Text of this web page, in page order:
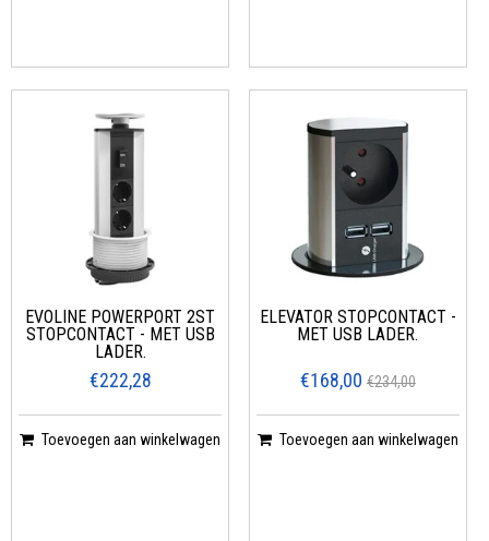
EVOLINE POWERPORT 2ST
STOPCONTACT - MET USB
LADER.
€222,28
Toevoegen aan winkelwagen
ELEVATOR STOPCONTACT -
MET USB LADER.
€168,00 €234,00
Toevoegen aan winkelwagen